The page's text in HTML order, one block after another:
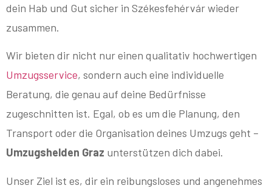
dein Hab und Gut sicher in Székesfehérvár wieder
zusammen.
Wir bieten dir nicht nur einen qualitativ hochwertigen
Umzugsservice, sondern auch eine individuelle
Beratung, die genau auf deine Bedürfnisse
zugeschnitten ist. Egal, ob es um die Planung, den
Transport oder die Organisation deines Umzugs geht –
Umzugshelden Graz unterstützen dich dabei.
Unser Ziel ist es, dir ein reibungsloses und angenehmes